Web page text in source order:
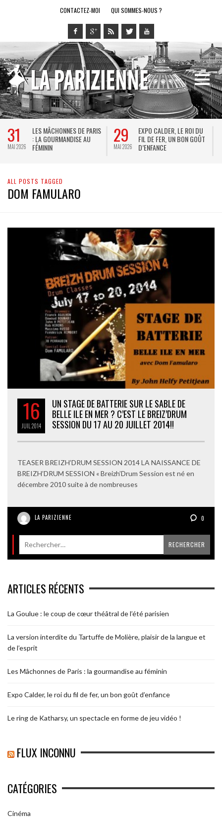
CONTACTEZ-MOI QUI SOMMES-NOUS ?
31
MAI 2026
LES MÂCHONNES DE PARIS
: LA GOURMANDISE AU
FÉMININ
29
MAI 2026
EXPO CALDER, LE ROI DU
FIL DE FER, UN BON GOÛT
D’ENFANCE
ALL POSTS TAGGED
DOM FAMULARO
16
JUIL 2014
UN STAGE DE BATTERIE SUR LE SABLE DE
BELLE ILE EN MER ? C’EST LE BREIZ’DRUM
SESSION DU 17 AU 20 JUILLET 2014!!
TEASER BREIZH’DRUM SESSION 2014 LA NAISSANCE DE
BREIZH’DRUM SESSION « Breizh’Drum Session est né en
décembre 2010 suite à de nombreuses
LA PARIZIENNE 0
ARTICLES RÉCENTS
La Goulue : le coup de cœur théâtral de l’été parisien
La version interdite du Tartuffe de Molière, plaisir de la langue et
de l’esprit
Les Mâchonnes de Paris : la gourmandise au féminin
Expo Calder, le roi du fil de fer, un bon goût d’enfance
Le ring de Katharsy, un spectacle en forme de jeu vidéo !
FLUX INCONNU
CATÉGORIES
Cinéma